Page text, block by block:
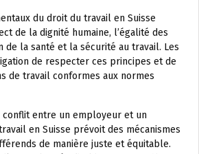
du droit du travail en Suisse
de la dignité humaine, l’égalité des
de la santé et la sécurité au travail. Les
de respecter ces principes et de
de travail conformes aux normes
conflit entre un employeur et un
en Suisse prévoit des mécanismes
de manière juste et équitable.